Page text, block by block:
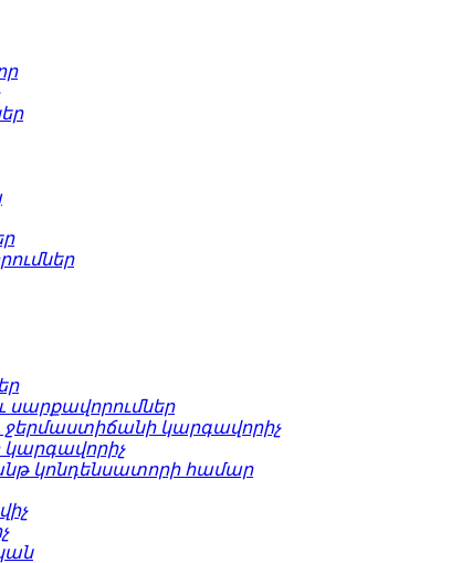
սարքավորումներ
ջերմաստիճանի կարգավորիչ
կոնդենսատորի համար